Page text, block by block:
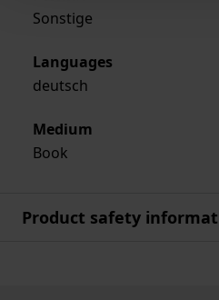
Sonstige
Languages
deutsch
Medium
Book
Product safety